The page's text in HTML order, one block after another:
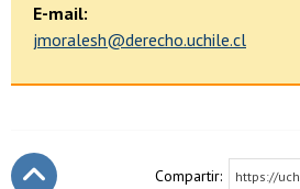
E-mail:
jmoralesh@derecho.uchile.cl
Compartir: https://